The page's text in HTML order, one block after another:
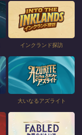
インクランド探訪
大いなるアズライト